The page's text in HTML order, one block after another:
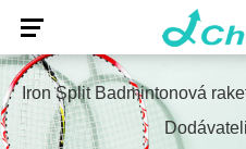
Iron Split Badmintonová